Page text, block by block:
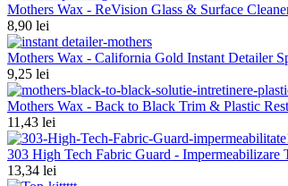
Mothers Wax - ReVision Glass & Surface
8,90 lei
Mothers Wax - California Gold Instant Detailer
9,25 lei
Mothers Wax - Back to Black Trim & Plastic
11,43 lei
303 High Tech Fabric Guard - Impermeabilizare
13,34 lei